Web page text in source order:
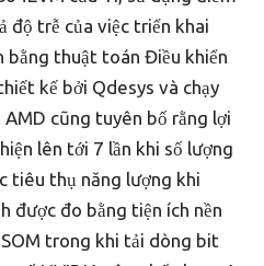
độ trễ của việc triển khai
bằng thuật toán Điều khiển
kế bởi Qdesys và chạy
cũng tuyên bố rằng lợi
lên tới 7 lần khi số lượng
tiêu thụ năng lượng khi
được đo bằng tiện ích nền
trong khi tải dòng bit